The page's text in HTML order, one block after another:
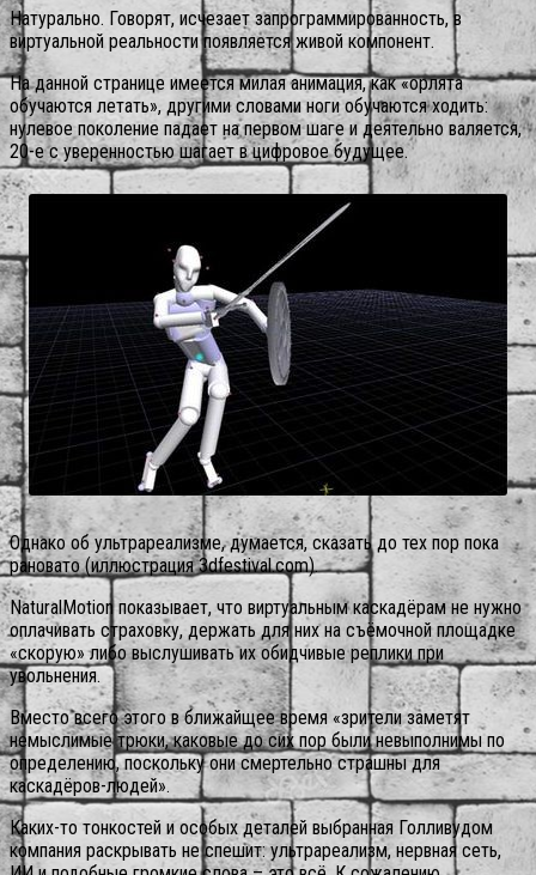
Натурально. Говорят, исчезает запрограммированность, в
виртуальной реальности появляется живой компонент.
На данной странице имеется милая анимация, как «орлята
обучаются летать», другими словами ноги обучаются ходить:
нулевое поколение падает на первом шаге и деятельно валяется,
20-е с уверенностью шагает в цифровое будущее.
Однако об ультрареализме, думается, сказать до тех пор пока
рановато (иллюстрация 3dfestival.com).
NaturalMotion показывает, что виртуальным каскадёрам не нужно
оплачивать страховку, держать для них на съёмочной площадке
«скорую» либо выслушивать их обидчивые реплики при
увольнения.
Вместо всего этого в ближайщее время «зрители заметят
немыслимые трюки, каковые до сих пор были невыполнимы по
определению, поскольку они смертельно страшны для
каскадёров-людей».
Каких-то тонкостей и особых деталей выбранная Голливудом
компания раскрывать не спешит: ультрареализм, нервная сеть,